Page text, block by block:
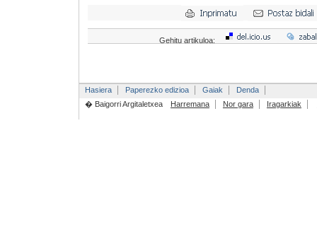
Gehitu artikuloa:
Hasiera Paperezko edizioa Gaiak
Denda
� Baigorri Argitaletxea
Harremana Nor gara Iragarkiak